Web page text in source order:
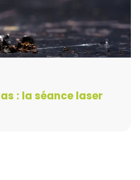
: la séance laser